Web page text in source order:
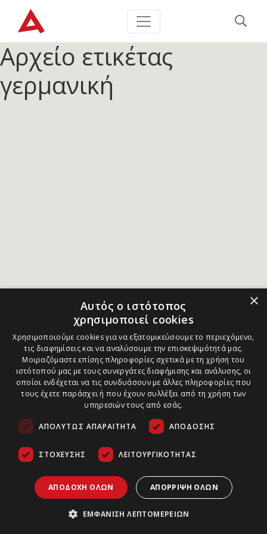
Αρχείο ετικέτας
γερμανική
×
Αυτός ο ιστότοπος
χρησιμοποιεί cookies
Χρησιμοποιούμε cookies για να εξατομικεύσουμε το περιεχόμενο,
τις διαφημίσεις και να αναλύσουμε την επισκεψιμότητά μας.
Μοιραζόμαστε επίσης πληροφορίες σχετικά με τη χρήση του
ιστότοπού μας με τους συνεργάτες διαφήμισης και ανάλυσης, οι
οποίοι ενδέχεται να τις συνδυάσουν με άλλες πληροφορίες που
τους έχετε παράσχει ή που έχουν συλλέξει από τη χρήση των
υπηρεσιών τους από εσάς.
ΑΠΟΛΎΤΩΣ ΑΠΑΡΑΊΤΗΤΑ ΑΠΌΔΟΣΗΣ
ΣΤΌΧΕΥΣΗΣ ΛΕΙΤΟΥΡΓΙΚΌΤΗΤΑΣ
ΑΠΟΔΟΧΉ ΌΛΩΝ ΑΠΌΡΡΙΨΗ ΌΛΩΝ
ΕΜΦΆΝΙΣΗ ΛΕΠΤΟΜΕΡΕΙΏΝ